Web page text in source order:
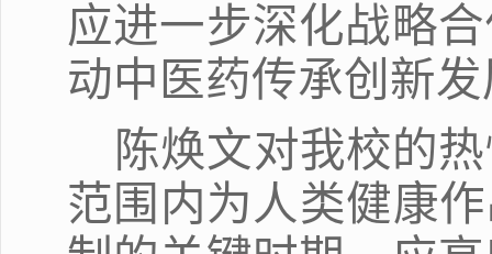
应进一步深化战略
动中医药传承创新
陈焕文对我校的
范围内为人类健康